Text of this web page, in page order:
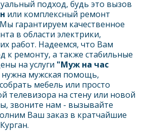
или комплексный ремонт
гарантируем качественное
в области электрики,
работ. Надеемся, что Вам
к ремонту, а также стабильные
на услуги "Муж на час
нужна мужская помощь,
мебель или просто
телевизора на стену или новой
звоните нам - вызывайте
Ваш заказ в кратчайшие